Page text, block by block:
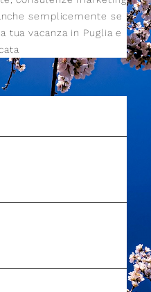
semplicemente se
tua vacanza in Puglia e